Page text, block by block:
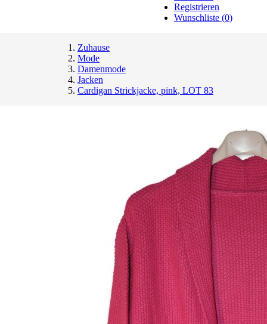
Registrieren
Wunschliste (0)
Zuhause
Mode
Damenmode
Jacken
Cardigan Strickjacke, pink, LOT 83